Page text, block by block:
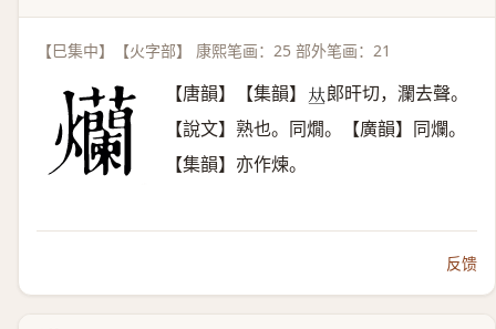
【巳集中】【火字部】 康熙笔画：25 部外笔画：21
【唐韻】【集韻】 𠀤郞旰切，瀾去聲。
【說文】熟也。同燗。【廣韻】同爛。
【集韻】亦作煉。
反馈